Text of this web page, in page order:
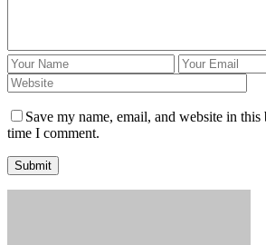
Save my name, email, and website in
time I comment.
Submit